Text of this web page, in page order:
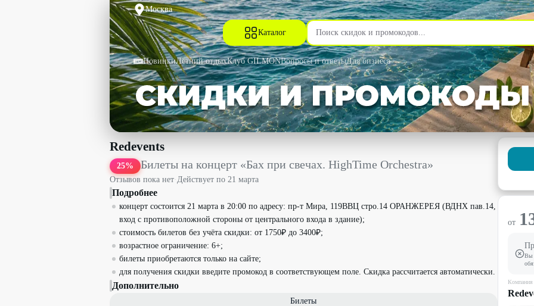
Москва
Каталог
НовинкиЛетний отдыхКлуб GILMONВопросы и ответыДля бизнеса
Билеты на концерт «Бах при свечах. HighTime Orchestra» со скидкой 25% - Redevents в Москве
Redevents
25% Билеты на концерт «Бах при свечах. HighTime Orchestra»
Отзывов пока нет·Действует по 21 марта
Подробнее
концерт состоится 21 марта в 20:00 по адресу: пр-т Мира, 119ВВЦ стро.14 ОРАНЖЕРЕЯ (ВДНХ пав.14,
вход с противоположной стороны от центрального входа в здание);
стоимость билетов без учёта скидки: от 1750₽ до 3400₽;
возрастное ограничение: 6+;
билеты приобретаются только на сайте;
для получения скидки введите промокод в соответствующем поле. Скидка рассчитается автоматически.
Дополнительно
Билеты
от
Вы
Компания